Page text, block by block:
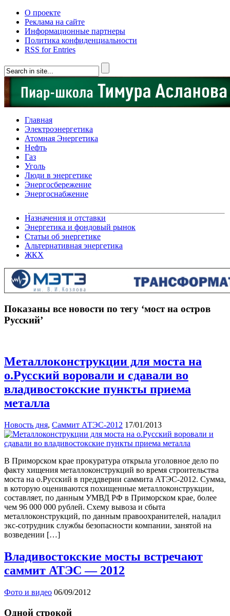
О проекте
Реклама на сайте
Информационные партнеры
Политика конфиденциальности
RSS for Entries
Главная
Электроэнергетика
Атомная Энергетика
Нефть
Газ
Уголь
Люди в энергетике
Энергосбережение
Энергоснабжение
Назначения и отставки
Энергетика и фондовый рынок
Статьи об энергетике
Альтернативная энергетика
ЖКХ
Показаны все новости по тегу ‘мост на остров
Русский’
Металлоконструкции для моста на
о.Русский воровали и сдавали во
владивостокские пункты приема
металла
Новость дня, Саммит АТЭС-2012 17/01/2013
В Приморском крае прокуратура открыла уголовное дело по
факту хищения металлоконструкций во время строительства
моста на о.Русский в преддверии саммита АТЭС-2012. Сумма,
в которую оцениваются похищенные металлоконструкции,
составляет, по данным УМВД РФ в Приморском крае, более
чем 96 000 000 рублей. Схему вывоза и сбыта
металлоконструкций, по данным правоохранителей, наладил
экс-сотрудник службы безопасности компании, занятой на
возведении […]
Владивостокские мосты встречают
саммит АТЭС — 2012
Фото и видео 06/09/2012
Одной строкой